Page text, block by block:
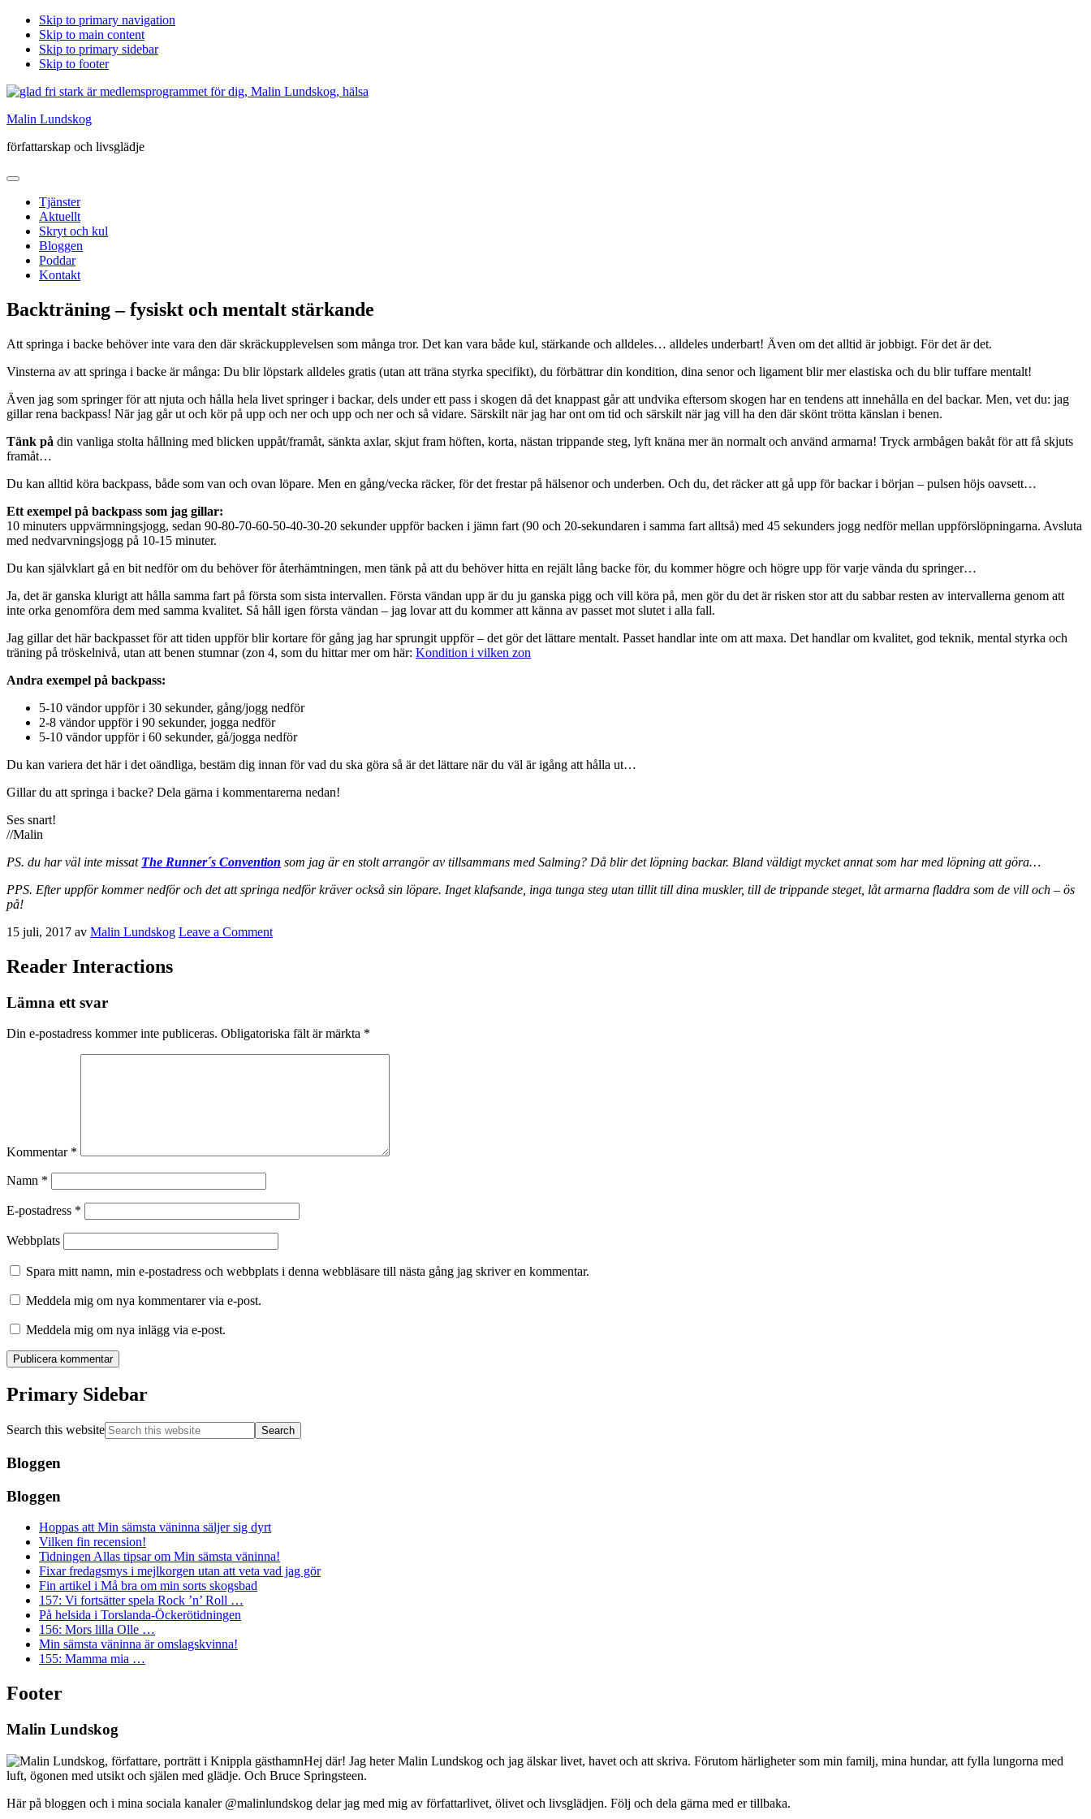
Skip to primary navigation
Skip to main content
Skip to primary sidebar
Skip to footer
Malin Lundskog
författarskap och livsglädje
Tjänster
Aktuellt
Skryt och kul
Bloggen
Poddar
Kontakt
Backträning – fysiskt och mentalt stärkande
Att springa i backe behöver inte vara den där skräckupplevelsen som många tror. Det kan vara både kul, stärkande och alldeles… alldeles underbart! Även om det alltid är jobbigt. För det är det.
Vinsterna av att springa i backe är många: Du blir löpstark alldeles gratis (utan att träna styrka specifikt), du förbättrar din kondition, dina senor och ligament blir mer elastiska och du blir tuffare mentalt!
Även jag som springer för att njuta och hålla hela livet springer i backar, dels under ett pass i skogen då det knappast går att undvika eftersom skogen har en tendens att innehålla en del backar. Men, vet du: jag
gillar rena backpass! När jag går ut och kör på upp och ner och upp och ner och så vidare. Särskilt när jag har ont om tid och särskilt när jag vill ha den där skönt trötta känslan i benen.
Tänk på din vanliga stolta hållning med blicken uppåt/framåt, sänkta axlar, skjut fram höften, korta, nästan trippande steg, lyft knäna mer än normalt och använd armarna! Tryck armbågen bakåt för att få skjuts
framåt…
Du kan alltid köra backpass, både som van och ovan löpare. Men en gång/vecka räcker, för det frestar på hälsenor och underben. Och du, det räcker att gå upp för backar i början – pulsen höjs oavsett…
Ett exempel på backpass som jag gillar:
10 minuters uppvärmningsjogg, sedan 90-80-70-60-50-40-30-20 sekunder uppför backen i jämn fart (90 och 20-sekundaren i samma fart alltså) med 45 sekunders jogg nedför mellan uppförslöpningarna. Avsluta
med nedvarvningsjogg på 10-15 minuter.
Du kan självklart gå en bit nedför om du behöver för återhämtningen, men tänk på att du behöver hitta en rejält lång backe för, du kommer högre och högre upp för varje vända du springer…
Ja, det är ganska klurigt att hålla samma fart på första som sista intervallen. Första vändan upp är du ju ganska pigg och vill köra på, men gör du det är risken stor att du sabbar resten av intervallerna genom att
inte orka genomföra dem med samma kvalitet. Så håll igen första vändan – jag lovar att du kommer att känna av passet mot slutet i alla fall.
Jag gillar det här backpasset för att tiden uppför blir kortare för gång jag har sprungit uppför – det gör det lättare mentalt. Passet handlar inte om att maxa. Det handlar om kvalitet, god teknik, mental styrka och
träning på tröskelnivå, utan att benen stumnar (zon 4, som du hittar mer om här: Kondition i vilken zon
Andra exempel på backpass:
5-10 vändor uppför i 30 sekunder, gång/jogg nedför
2-8 vändor uppför i 90 sekunder, jogga nedför
5-10 vändor uppför i 60 sekunder, gå/jogga nedför
Du kan variera det här i det oändliga, bestäm dig innan för vad du ska göra så är det lättare när du väl är igång att hålla ut…
Gillar du att springa i backe? Dela gärna i kommentarerna nedan!
Ses snart!
//Malin
PS. du har väl inte missat The Runner´s Convention som jag är en stolt arrangör av tillsammans med Salming? Då blir det löpning backar. Bland väldigt mycket annat som har med löpning att göra…
PPS. Efter uppför kommer nedför och det att springa nedför kräver också sin löpare. Inget klafsande, inga tunga steg utan tillit till dina muskler, till de trippande steget, låt armarna fladdra som de vill och – ös
på!
15 juli, 2017 av Malin Lundskog Leave a Comment
Reader Interactions
Lämna ett svar
Din e-postadress kommer inte publiceras. Obligatoriska fält är märkta *
Kommentar *
Namn *
E-postadress *
Webbplats
Spara mitt namn, min e-postadress och webbplats i denna webbläsare till nästa gång jag skriver en kommentar.
Meddela mig om nya kommentarer via e-post.
Meddela mig om nya inlägg via e-post.
Primary Sidebar
Search this website
Bloggen
Bloggen
Hoppas att Min sämsta väninna säljer sig dyrt
Vilken fin recension!
Tidningen Allas tipsar om Min sämsta väninna!
Fixar fredagsmys i mejlkorgen utan att veta vad jag gör
Fin artikel i Må bra om min sorts skogsbad
157: Vi fortsätter spela Rock ’n’ Roll …
På helsida i Torslanda-Öckerötidningen
156: Mors lilla Olle …
Min sämsta väninna är omslagskvinna!
155: Mamma mia …
Footer
Malin Lundskog
Hej där! Jag heter Malin Lundskog och jag älskar livet, havet och att skriva. Förutom härligheter som min familj, mina hundar, att fylla lungorna med
luft, ögonen med utsikt och själen med glädje. Och Bruce Springsteen.
Här på bloggen och i mina sociala kanaler @malinlundskog delar jag med mig av författarlivet, ölivet och livsglädjen. Följ och dela gärna med er tillbaka.